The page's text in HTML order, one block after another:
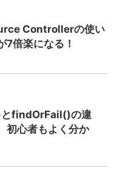
Controllerの使い
7倍楽になる！
findOrFail()の違
初心者もよく分か